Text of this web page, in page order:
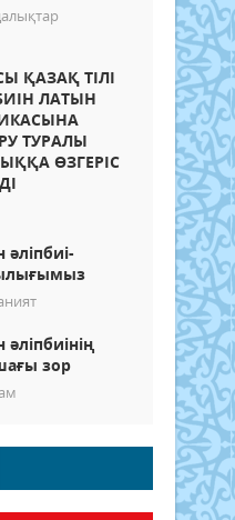
ҚАЗАҚ ТІЛІ
ЛАТЫН
ТУРАЛЫ
ӨЗГЕРІС
зор